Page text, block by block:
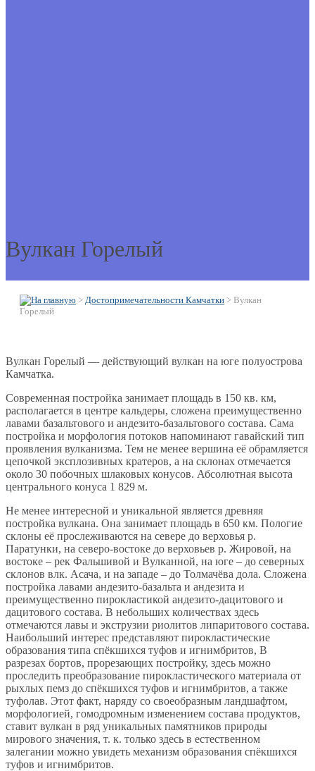
Вулкан Горелый
> Достопримечательности Камчатки > Вулкан
Горелый
Вулкан Горелый — действующий вулкан на юге полуострова
Камчатка.
Современная постройка занимает площадь в 150 кв. км,
располагается в центре кальдеры, сложена преимущественно
лавами базальтового и андезито-базальтового состава. Сама
постройка и морфология потоков напоминают гавайский тип
проявления вулканизма. Тем не менее вершина её обрамляется
цепочкой эксплозивных кратеров, а на склонах отмечается
около 30 побочных шлаковых конусов. Абсолютная высота
центрального конуса 1 829 м.
Не менее интересной и уникальной является древняя
постройка вулкана. Она занимает площадь в 650 км. Пологие
склоны её прослеживаются на севере до верховья р.
Паратунки, на северо-востоке до верховьев р. Жировой, на
востоке – рек Фальшивой и Вулканной, на юге – до северных
склонов влк. Асача, и на западе – до Толмачёва дола. Сложена
постройка лавами андезито-базальта и андезита и
преимущественно пирокластикой андезито-дацитового и
дацитового состава. В небольших количествах здесь
отмечаются лавы и экструзии риолитов липаритового состава.
Наибольший интерес представляют пирокластические
образования типа спёкшихся туфов и игнимбритов, В
разрезах бортов, прорезающих постройку, здесь можно
проследить преобразование пирокластического материала от
рыхлых пемз до спёкшихся туфов и игнимбритов, а также
туфолав. Этот факт, наряду со своеобразным ландшафтом,
морфологией, гомодромным изменением состава продуктов,
ставит вулкан в ряд уникальных памятников природы
мирового значения, т. к. только здесь в естественном
залегании можно увидеть механизм образования спёкшихся
туфов и игнимбритов.